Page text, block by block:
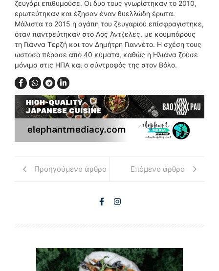
ζευγάρι επιθυμούσε. Οι δυο τους γνωρίστηκαν το 2010,
ερωτεύτηκαν και έζησαν έναν θυελλώδη έρωτα.
Μάλιστα το 2015 η αγάπη του ζευγαριού επίσφραγιστηκε,
όταν παντρεύτηκαν στο Λος Άντζελες, με κουμπάρους
τη Γιάννα Τερζή και τον Δημήτρη Γιαννέτο. Η σχέση τους
ωστόσο πέρασε από 40 κύματα, καθώς η Ηλιάνα ζούσε
μόνιμα στις ΗΠΑ και ο σύντροφός της στον Βόλο.
Προηγούμενο άρθρο Επόμενο άρθρο